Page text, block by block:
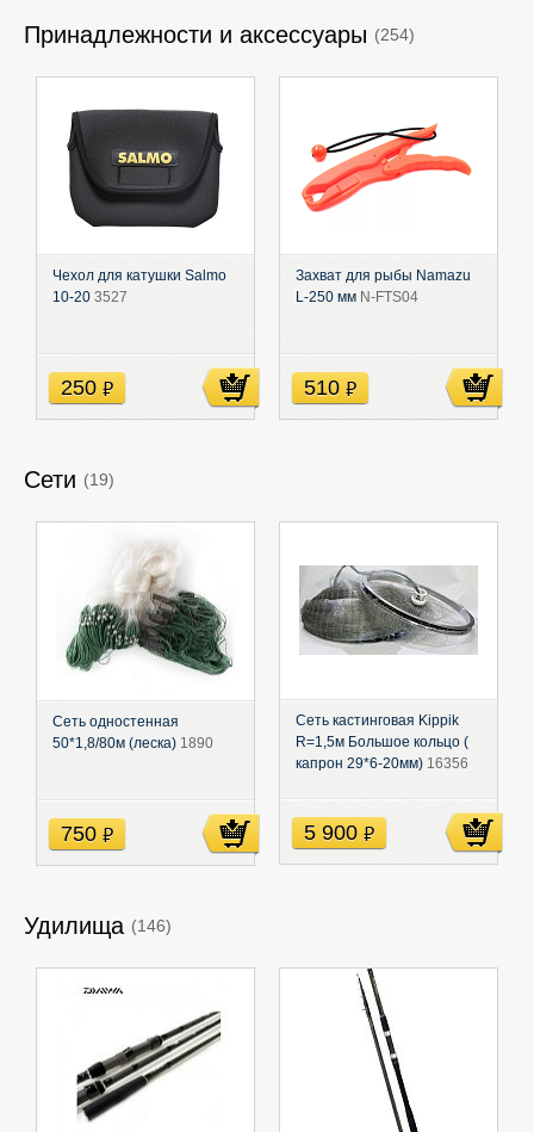
Принадлежности и аксессуары (254)
Чехол для катушки Salmo
10-20 3527
250 руб
Захват для рыбы Namazu
L-250 мм N-FTS04
510 руб
Сети (19)
Сеть одностенная
50*1,8/80м (леска) 1890
750 руб
Сеть кастинговая Kippik
R=1,5м Большое кольцо (
капрон 29*6-20мм) 16356
5 900 руб
Удилища (146)